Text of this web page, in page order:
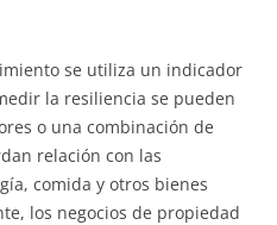
se utiliza un indicador
la resiliencia se pueden
o una combinación de
relación con las
comida y otros bienes
los negocios de propiedad